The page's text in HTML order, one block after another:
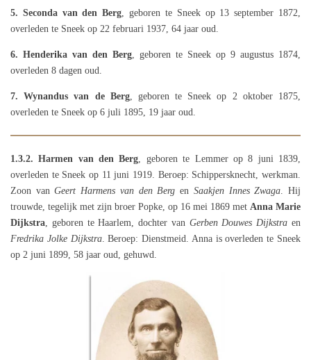
5. Seconda van den Berg , geboren te Sneek op 13 september 1872,
overleden te Sneek op 22 februari 1937, 64 jaar oud.
6. Henderika van den Berg , geboren te Sneek op 9 augustus 1874,
overleden 8 dagen oud.
7. Wynandus van de Berg, geboren te Sneek op 2 oktober 1875,
overleden te Sneek op 6 juli 1895, 19 jaar oud.
1.3.2. Harmen van den Berg , geboren te Lemmer op 8 juni 1839,
overleden te Sneek op 11 juni 1919. Beroep: Schippersknecht, werkman.
Zoon vanGeert Harmens van den Berg en Saakjen Innes Zwaga . Hij
trouwde, tegelijk met zijn broer Popke, op 16 mei 1869 met Anna Marie
Dijkstra , geboren te Haarlem, dochter van Gerben Douwes Dijkstra en
Fredrika Jolke Dijkstra. Beroep: Dienstmeid. Anna is overleden te Sneek
op 2 juni 1899, 58 jaar oud, gehuwd.